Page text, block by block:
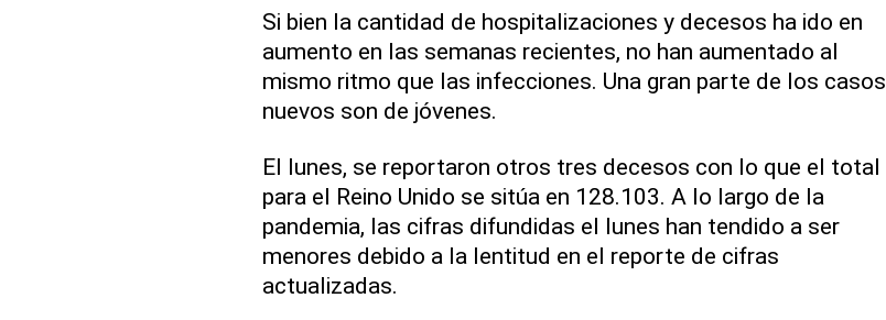
Si bien la cantidad de hospitalizaciones y decesos ha ido en
aumento en las semanas recientes, no han aumentado al
mismo ritmo que las infecciones. Una gran parte de los casos
nuevos son de jóvenes.
El lunes, se reportaron otros tres decesos con lo que el total
para el Reino Unido se sitúa en 128.103. A lo largo de la
pandemia, las cifras difundidas el lunes han tendido a ser
menores debido a la lentitud en el reporte de cifras
actualizadas.